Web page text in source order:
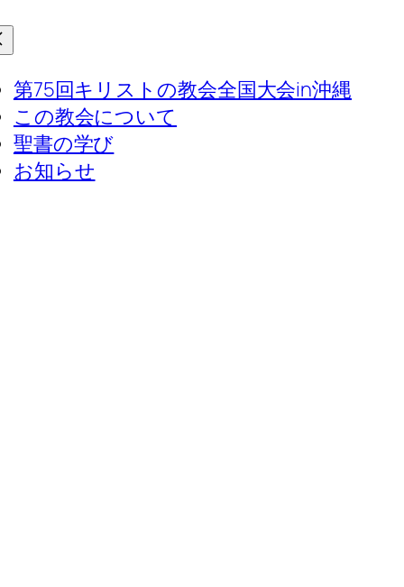
第75回キリストの教会全国大会in沖縄
この教会について
聖書の学び
お知らせ